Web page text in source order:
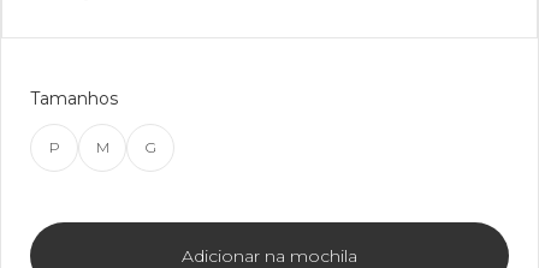
Tamanhos
P M G
Adicionar na mochila